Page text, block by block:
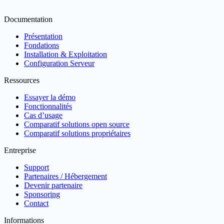
Documentation
Présentation
Fondations
Installation & Exploitation
Configuration Serveur
Ressources
Essayer la démo
Fonctionnalités
Cas d’usage
Comparatif solutions open source
Comparatif solutions propriétaires
Entreprise
Support
Partenaires / Hébergement
Devenir partenaire
Sponsoring
Contact
Informations